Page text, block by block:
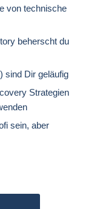
von technische
beherscht du
sind Dir geläufig
Strategien
sein, aber